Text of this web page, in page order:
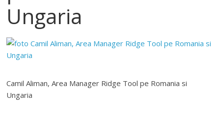
Ungaria
Camil Aliman, Area Manager Ridge Tool pe Romania si
Ungaria